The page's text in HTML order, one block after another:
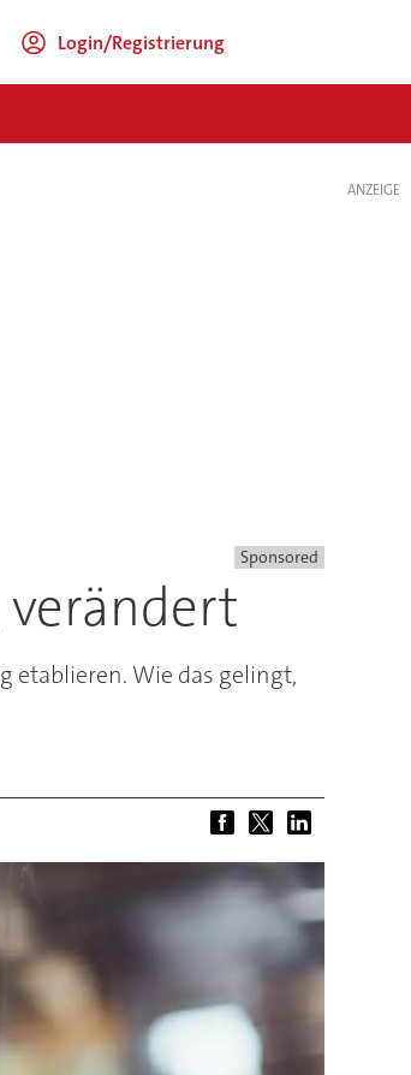
Login/Registrierung
Sponsored
Wie das gelingt,
ANZEIGE